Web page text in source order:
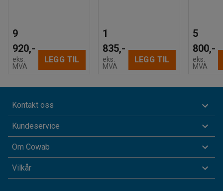
9
920,-
eks.
MVA
LEGG TIL
1
835,-
eks.
MVA
LEGG TIL
5
800,-
eks.
MVA
Kontakt oss
Kundeservice
Om Cowab
Vilkår